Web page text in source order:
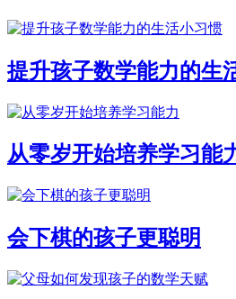
提升孩子数学能力的生
从零岁开始培养学习能
会下棋的孩子更聪明